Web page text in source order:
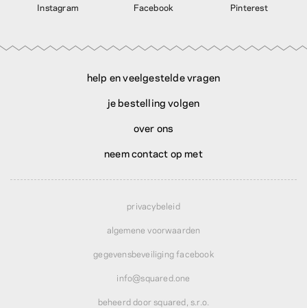
Instagram Facebook Pinterest
help en veelgestelde vragen
je bestelling volgen
over ons
neem contact op met
privacybeleid
algemene voorwaarden
gegevensbeveiliging facebook
info@squared.one
beheerd door squared, s.r.o.